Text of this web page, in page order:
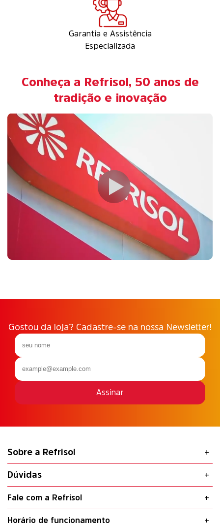
Garantia e Assistência
Especializada
Conheça a Refrisol, 50 anos de
tradição e inovação
Gostou da loja? Cadastre-se na nossa Newsletter!
Assinar
Sobre a Refrisol
Dúvidas
Fale com a Refrisol
Horário de funcionamento